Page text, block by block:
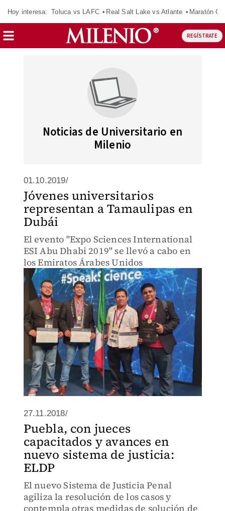
Hoy interesa: Toluca vs LAFC Real Salt Lake vs Atlante Maratón
REGÍSTRATE
Noticias de Universitario en
Milenio
01.10.2019/
Jóvenes universitarios
representan a Tamaulipas en
Dubái
El evento "Expo Sciences International
ESI Abu Dhabi 2019" se llevó a cabo en
los Emiratos Árabes Unidos
27.11.2018/
Puebla, con jueces
capacitados y avances en
nuevo sistema de justicia:
ELDP
El nuevo Sistema de Justicia Penal
agiliza la resolución de los casos y
contempla otras medidas de solución de